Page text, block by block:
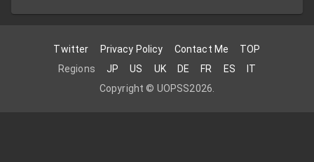
Twitter Privacy Policy Contact Me
TOP
Regions
JP US UK DE FR ES
IT
Copyright © UOPSS2026